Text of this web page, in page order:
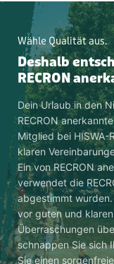
Wähle Qualität aus.
Deshalb
RECRON
Dein Urlaub in den
RECRON
Mitglied bei HISWA-
klaren
Ein von RECRON
verwendet die
abgestimmt
vor guten und
Überraschungen
schnappen Sie sich
Sie einen